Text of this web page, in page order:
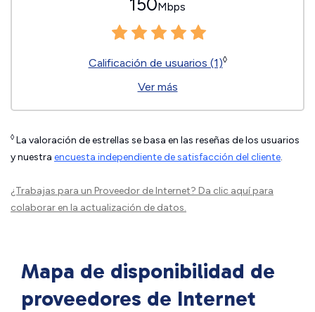
150Mbps
Calificación de usuarios (1)◊
Ver más
◊ La valoración de estrellas se basa en las reseñas de los usuarios
y nuestra encuesta independiente de satisfacción del cliente.
¿Trabajas para un Proveedor de Internet? Da clic aquípara
colaborar en la actualización de datos.
Mapa de disponibilidad de
proveedores de Internet